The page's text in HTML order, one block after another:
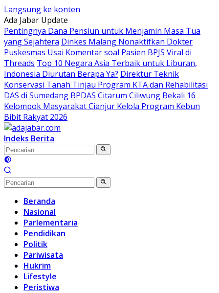
Langsung ke konten
Ada Jabar Update
Pentingnya Dana Pensiun untuk Menjamin Masa Tua
yang Sejahtera Dinkes Malang Nonaktifkan Dokter
Puskesmas Usai Komentar soal Pasien BPJS Viral di
Threads Top 10 Negara Asia Terbaik untuk Liburan,
Indonesia Diurutan Berapa Ya? Direktur Teknik
Konservasi Tanah Tinjau Program KTA dan Rehabilitasi
DAS di Sumedang BPDAS Citarum Ciliwung Bekali 16
Kelompok Masyarakat Cianjur Kelola Program Kebun
Bibit Rakyat 2026
Indeks Berita
Beranda
Nasional
Parlementaria
Pendidikan
Politik
Pariwisata
Hukrim
Lifestyle
Peristiwa